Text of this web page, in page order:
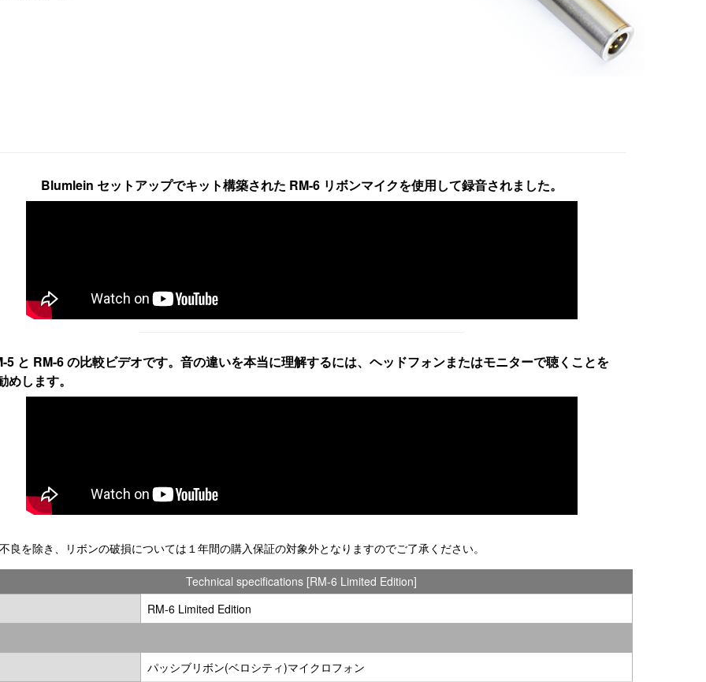
Blumlein セットアップでキット構築された RM-6 リボンマイクを使用して録音されました。
5 と RM-6 の比較ビデオです。音の違いを本当に理解するには、ヘッドフォンまたはモニターで聴くことを
めします。
良を除き、リボンの破損については１年間の購入保証の対象外となりますのでご了承ください。
Technical specifications [RM-6 Limited Edition]
RM-6 Limited Edition
パッシブリボン(ベロシティ)マイクロフォン